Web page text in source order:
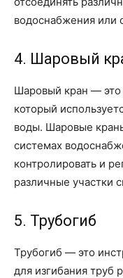
водоснабжения или
4. Шаровый
Шаровый кран — это
который
воды. Шаровые
системах
контролировать и
различные участки
5. Трубогиб
Трубогиб — это
для изгибания труб